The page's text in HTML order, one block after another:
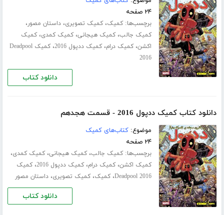
۲۴ صفحه
برچسب‌ها:کمیک،کمیک تصویری،داستان مصور،
کمیک جالب،کمیک هیجانی،کمیک کمدی،کمیک
اکشن،کمیک درام،کمیک ددپول 2016 ،
کمیک Deadpool
2016
دانلود کتاب
دانلود کتاب کمیک ددپول 2016 - قسمت هجدهم
موضوع:کتاب‌های کمیک
۲۴ صفحه
برچسب‌ها:کمیک جالب،کمیک هیجانی،کمیک کمدی،
کمیک اکشن،کمیک درام،کمیک ددپول 2016 ،کمیک
Deadpool 2016،کمیک،کمیک تصویری،داستان مصور
دانلود کتاب